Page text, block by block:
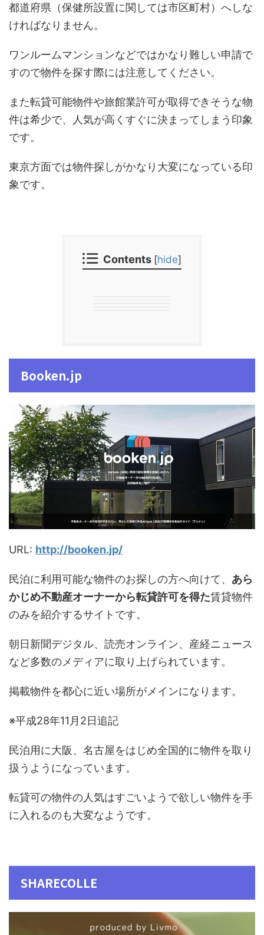
都道府県（保健所設置に関しては市区町村）へしな
ければなりません。
ワンルームマンションなどではかなり難しい申請で
すので物件を探す際には注意してください。
また転貸可能物件や旅館業許可が取得できそうな物
件は希少で、人気が高くすぐに決まってしまう印象
です。
東京方面では物件探しがかなり大変になっている印
象です。
Contents [hide]
Booken.jp
URL: http://booken.jp/
民泊に利用可能な物件のお探しの方へ向けて、 あら
かじめ不動産オーナーから転貸許可を得た賃貸物件
のみを紹介するサイトです。
朝日新聞デジタル、読売オンライン、産経ニュース
など多数のメディアに取り上げられています。
掲載物件を都心に近い場所がメインになります。
※平成28年11月2日追記
民泊用に大阪、名古屋をはじめ全国的に物件を取り
扱うようになっています。
転貸可の物件の人気はすごいようで欲しい物件を手
に入れるのも大変なようです。
SHARECOLLE